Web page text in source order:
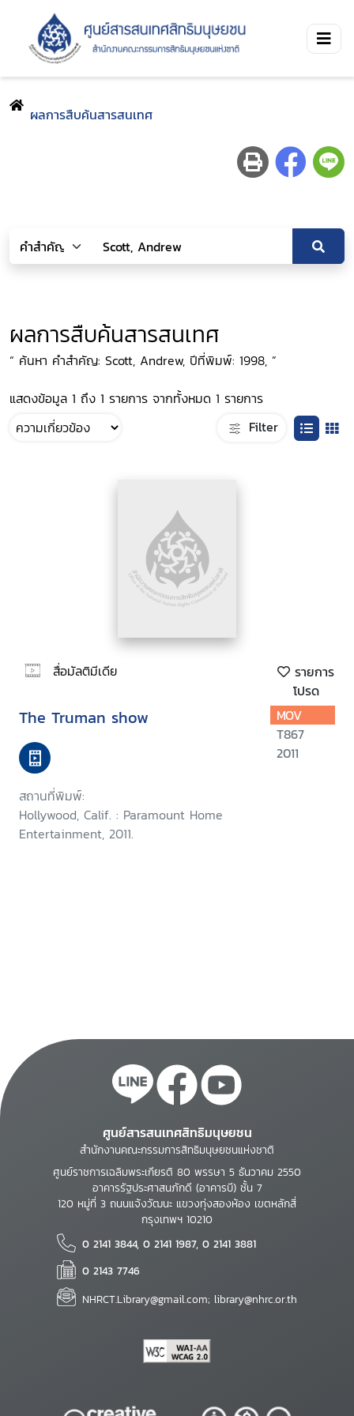
ผลการสืบค้นสารสนเทศ
ผลการสืบค้นสารสนเทศ
“ ค้นหา คำสำคัญ: Scott, Andrew, ปีที่พิมพ์: 1998, ”
แสดงข้อมูล 1 ถึง 1 รายการ จากทั้งหมด 1 รายการ
Filter
สื่อมัลติมีเดีย
รายการ
โปรด
The Truman show
สถานที่พิมพ์:
Hollywood, Calif. : Paramount Home
Entertainment, 2011.
MOV
T867
2011
ศูนย์สารสนเทศสิทธิมนุษยชน
สำนักงานคณะกรรมการสิทธิมนุษยชนแห่งชาติ
ศูนย์ราชการเฉลิมพระเกียรติ 80 พรรษา 5 ธันวาคม 2550
อาคารรัฐประศาสนภักดี (อาคารบี) ชั้น 7
120 หมู่ที่ 3 ถนนแจ้งวัฒนะ แขวงทุ่งสองห้อง เขตหลักสี่
กรุงเทพฯ 10210
0 2141 3844, 0 2141 1987, 0 2141 3881
0 2143 7746
NHRCT.Library@gmail.com; library@nhrc.or.th